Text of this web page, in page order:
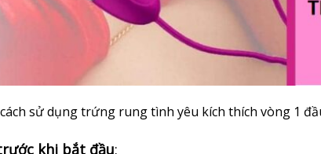
sử dụng trứng rung tình yêu kích thích vòng 1
khi bắt đầu: